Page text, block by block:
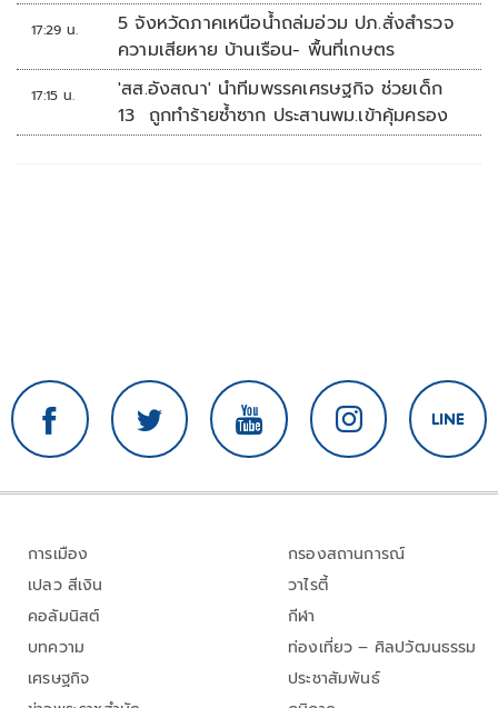
17:29 น.
5 จังหวัดภาคเหนือน้ำถล่มอ่วม ปภ.สั่งสำรวจ
ความเสียหาย บ้านเรือน- พื้นที่เกษตร
17:15 น.
'สส.อังสณา' นำทีมพรรคเศรษฐกิจ ช่วยเด็ก
13 ถูกทำร้ายซ้ำซาก ประสานพม.เข้าคุ้มครอง
การเมือง
เปลว สีเงิน
คอลัมนิสต์
บทความ
เศรษฐกิจ
กรองสถานการณ์
วาไรตี้
กีฬา
ท่องเที่ยว – ศิลปวัฒนธรรม
ประชาสัมพันธ์